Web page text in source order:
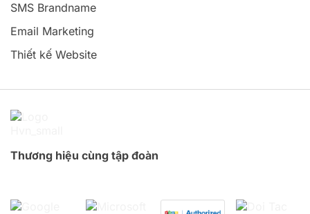
SMS Brandname
Email Marketing
Thiết kế Website
Thương hiệu cùng tập đoàn